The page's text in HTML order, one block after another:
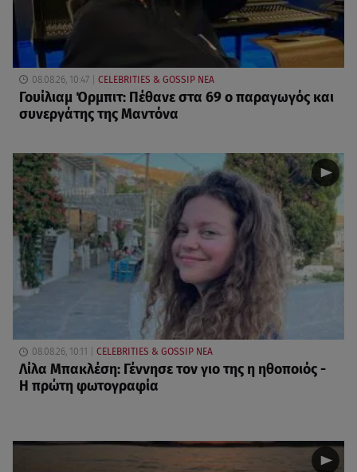
08.08.26, 10:47 CELEBRITIES & GOSSIP ΝΕΑ
Γουίλιαμ Όρμπιτ: Πέθανε στα 69 ο παραγωγός και
συνεργάτης της Μαντόνα
08.08.26, 10:11 CELEBRITIES & GOSSIP ΝΕΑ
Λίλα Μπακλέση: Γέννησε τον γιο της η ηθοποιός -
Η πρώτη φωτογραφία